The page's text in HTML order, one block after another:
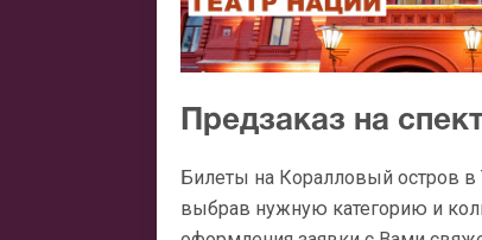
Предзаказ на
Билеты на Коралловый остров
выбрав нужную категорию и